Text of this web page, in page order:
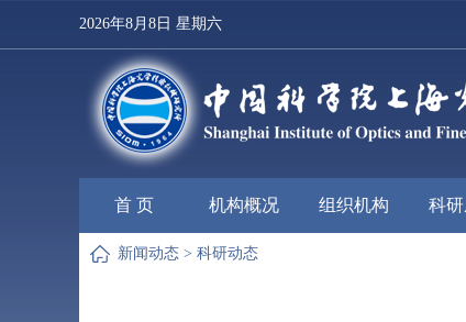
2026年8月8日 星期六
首 页 机构概况 组织机构 科
新闻动态 > 科研动态